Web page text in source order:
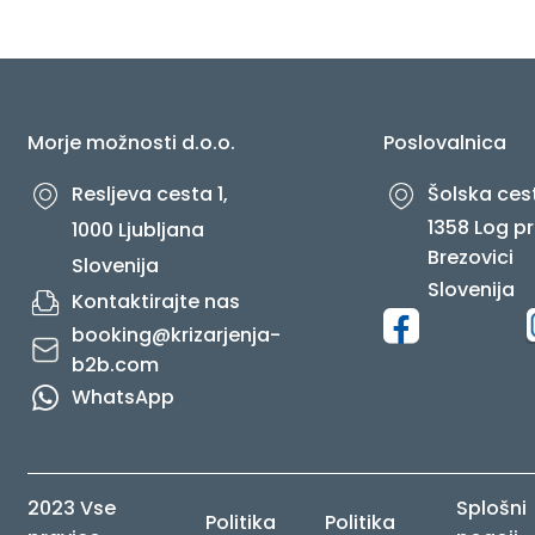
O NAS
Morje možnosti d.o.o.
Resljeva cesta 1,
1000 Ljubljana
Slovenija
Kontaktirajte nas
booking@krizarjenja-
b2b.com
WhatsApp
Poslovalnica
Šolska
1358 Log
Brezovici
Slovenija
2023 Vse
Politika Politika
Splošni